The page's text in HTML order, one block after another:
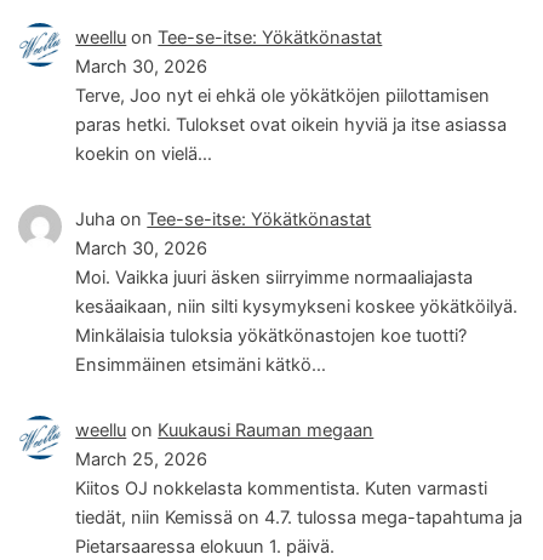
weellu onTee-se-itse: Yökätkönastat
March 30, 2026
Terve, Joo nyt ei ehkä ole yökätköjen piilottamisen
paras hetki. Tulokset ovat oikein hyviä ja itse asiassa
koekin on vielä…
Juha onTee-se-itse: Yökätkönastat
March 30, 2026
Moi. Vaikka juuri äsken siirryimme normaaliajasta
kesäaikaan, niin silti kysymykseni koskee yökätköilyä.
Minkälaisia tuloksia yökätkönastojen koe tuotti?
Ensimmäinen etsimäni kätkö…
weellu on Kuukausi Rauman megaan
March 25, 2026
Kiitos OJ nokkelasta kommentista. Kuten varmasti
tiedät, niin Kemissä on 4.7. tulossa mega-tapahtuma ja
Pietarsaaressa elokuun 1. päivä.